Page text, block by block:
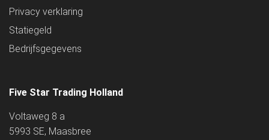
Privacy verklaring
Statiegeld
Bedrijfsgegevens
Five Star Trading Holland
Voltaweg 8 a
5993 SE, Maasbree